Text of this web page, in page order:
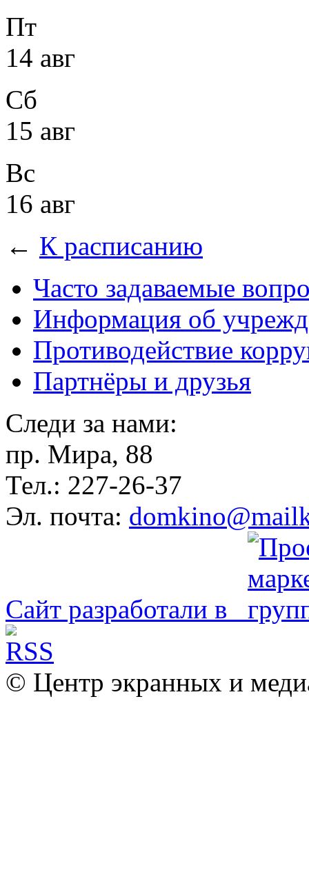
Пт
14 авг
Сб
15 авг
Вс
16 авг
← К расписанию
Часто задаваемые
Информация об
Противодействие
Партнёры и друзья
Следи за нами:
пр. Мира, 88
Тел.: 227-26-37
Эл. почта:
Сайт разработали в
© Центр экранных и